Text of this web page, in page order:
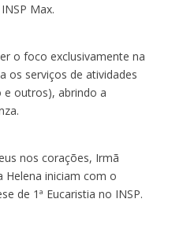
Max.
o foco exclusivamente na
os serviços de atividades
e outros), abrindo a
nos corações, Irmã
Helena iniciam com o
de 1ª Eucaristia no INSP.